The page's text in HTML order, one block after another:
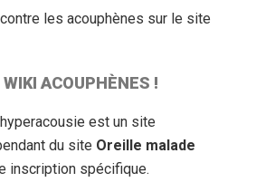
les acouphènes sur le site
ACOUPHÈNES !
est un site
du site Oreille malade
inscription spécifique.